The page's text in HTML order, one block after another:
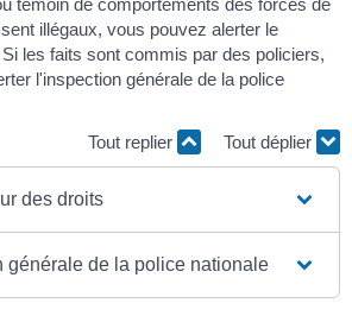
témoin de comportements des forces de
illégaux, vous pouvez alerter le
les faits sont commis par des policiers,
l'inspection générale de la police
Tout replier
Tout déplier
des droits
générale de la police nationale